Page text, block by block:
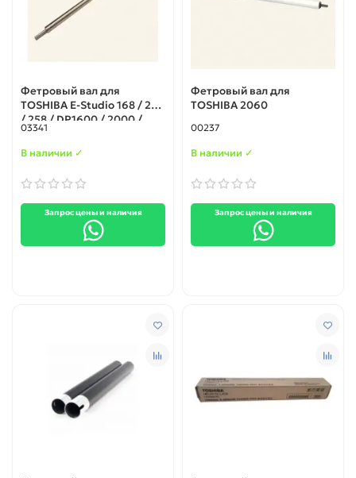
Фетровый вал для
TOSHIBA E-Studio 168 / 208
/ 258 / DP1600 / 2000 /
2500 (Japan)
03341
В наличии ✓
Запрос цены и наличия
Фетровый вал для
TOSHIBA 2060
00237
В наличии ✓
Запрос цены и наличия